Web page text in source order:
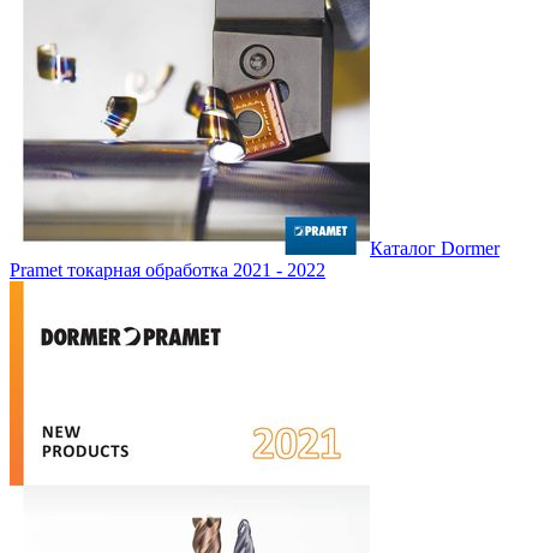
Каталог Dormer
Pramet токарная обработка 2021 - 2022